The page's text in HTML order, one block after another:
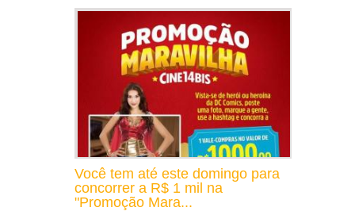
Você tem até este domingo para
concorrer a R$ 1 mil na
"Promoção Mara...